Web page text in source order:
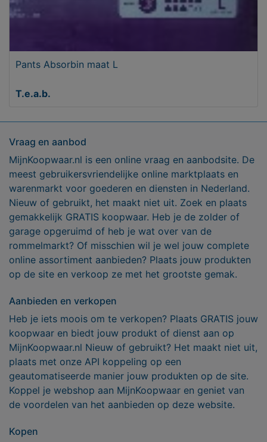
Pants Absorbin maat L
T.e.a.b.
Vraag en aanbod
MijnKoopwaar.nl is een online vraag en aanbodsite. De
meest gebruikersvriendelijke online marktplaats en
warenmarkt voor goederen en diensten in Nederland.
Nieuw of gebruikt, het maakt niet uit. Zoek en plaats
gemakkelijk GRATIS koopwaar. Heb je de zolder of
garage opgeruimd of heb je wat over van de
rommelmarkt? Of misschien wil je wel jouw complete
online assortiment aanbieden? Plaats jouw produkten
op de site en verkoop ze met het grootste gemak.
Aanbieden en verkopen
Heb je iets moois om te verkopen? Plaats GRATIS jouw
koopwaar en biedt jouw produkt of dienst aan op
MijnKoopwaar.nl Nieuw of gebruikt? Het maakt niet uit,
plaats met onze API koppeling op een
geautomatiseerde manier jouw produkten op de site.
Koppel je webshop aan MijnKoopwaar en geniet van
de voordelen van het aanbieden op deze website.
Kopen